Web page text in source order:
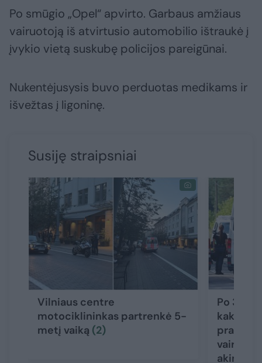
Po smūgio „Opel“ apvirto. Garbaus amžiaus
vairuotoją iš atvirtusio automobilio ištraukė į
įvykio vietą suskubę policijos pareigūnai.
Nukentėjusysis buvo perduotas medikams ir
išvežtas į ligoninę.
Susiję straipsniai
Vilniaus centre
motociklininkas partrenkė 5-
metį vaiką (2)
Po 3
prabilo